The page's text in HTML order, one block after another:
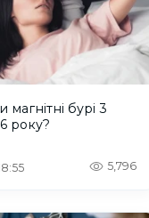
магнітні бурі 3
року?
5,796